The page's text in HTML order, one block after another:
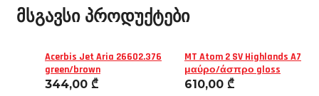
მსგავსი პროდუქტები
Acerbis Jet Aria 26602.376
green/brown
344,00 ₾
MT Atom 2 SV Highlands A7
μαύρο/άσπρο gloss
610,00 ₾